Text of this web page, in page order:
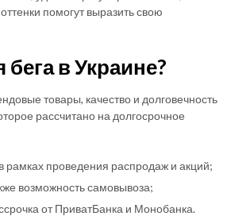
помогут выразить свою
в Украине?
товары, качество и долговечность
рассчитано на долгосрочное
проведения распродаж и акций;
возможность самовывоза;
от ПриватБанка и Монобанка.